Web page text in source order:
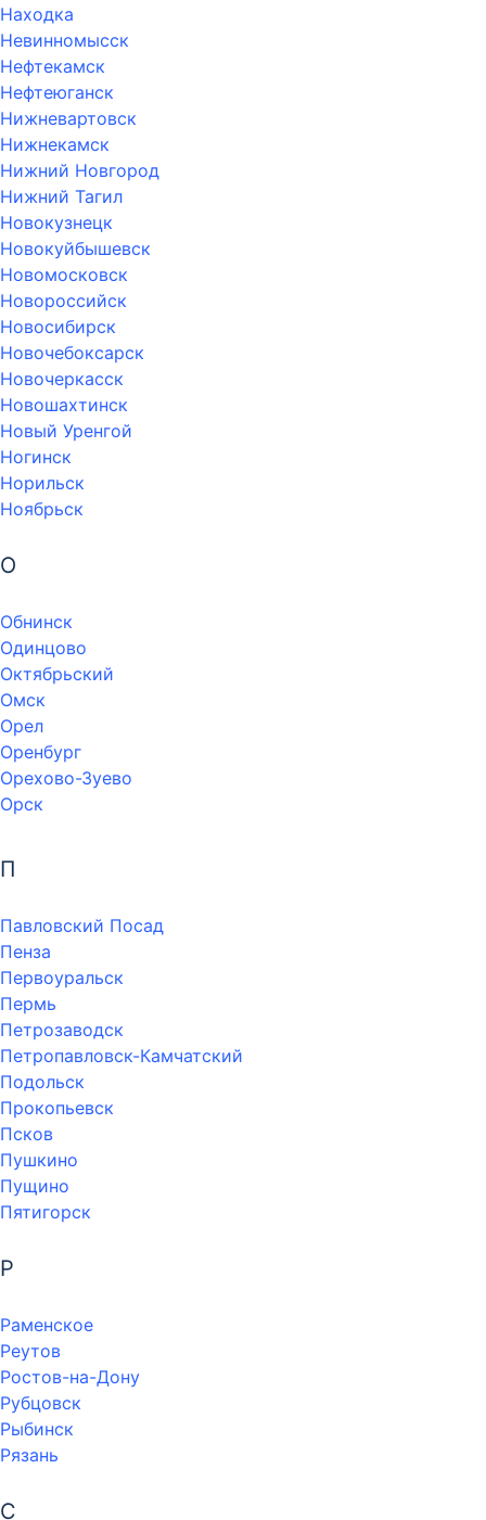
Находка
Невинномысск
Нефтекамск
Нефтеюганск
Нижневартовск
Нижнекамск
Нижний Новгород
Нижний Тагил
Новокузнецк
Новокуйбышевск
Новомосковск
Новороссийск
Новосибирск
Новочебоксарск
Новочеркасск
Новошахтинск
Новый Уренгой
Ногинск
Норильск
Ноябрьск
О
Обнинск
Одинцово
Октябрьский
Омск
Орел
Оренбург
Орехово-Зуево
Орск
П
Павловский Посад
Пенза
Первоуральск
Пермь
Петрозаводск
Петропавловск-Камчатский
Подольск
Прокопьевск
Псков
Пушкино
Пущино
Пятигорск
Р
Раменское
Реутов
Ростов-на-Дону
Рубцовск
Рыбинск
Рязань
С